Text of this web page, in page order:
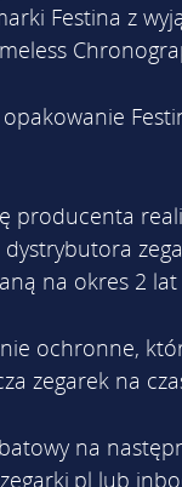
Festina z
producenta
na okres 2 lat
ochronne,
zegarek na
na
lub